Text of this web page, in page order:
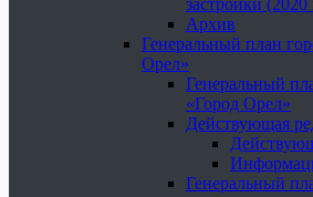
застройки (2020
Архив
Генеральный план
Орел»
Генеральный
«Город Орел»
Действующая
Генеральный